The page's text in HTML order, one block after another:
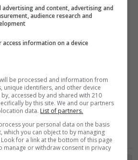
του Αγίου
του Αγίου Δημητρίου, έλαβε χώρα
στη Θεσσαλονίκη, κατά το έτος...
advertising and content, advertising and
audience research and
access information on a device
be processed and information from
unique identifiers, and other device
accessed by and shared with 210
by this site. We and our partners
data. List of partners.
your personal data on the basis
which you can object to by managing
for a link at the bottom of this page
manage or withdraw consent in privacy